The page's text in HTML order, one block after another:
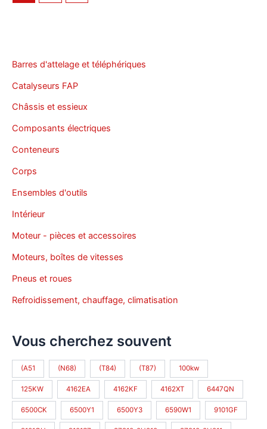
Barres d'attelage et téléphériques
Catalyseurs FAP
Châssis et essieux
Composants électriques
Conteneurs
Corps
Ensembles d'outils
Intérieur
Moteur - pièces et accessoires
Moteurs, boîtes de vitesses
Pneus et roues
Refroidissement, chauffage, climatisation
Vous cherchez souvent
(A51 (N68) (T84) (T87) 100kw
125KW 4162EA 4162KF 4162XT 6447QN
6500CK 6500Y1 6500Y3 6590W1 9101GF